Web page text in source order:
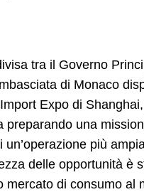
tra il Governo
di Monaco
Expo di
preparando una
più
delle opportunità è
di consumo al